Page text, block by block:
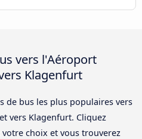
vers l'Aéroport
Klagenfurt
de bus les plus populaires vers
vers Klagenfurt. Cliquez
choix et vous trouverez